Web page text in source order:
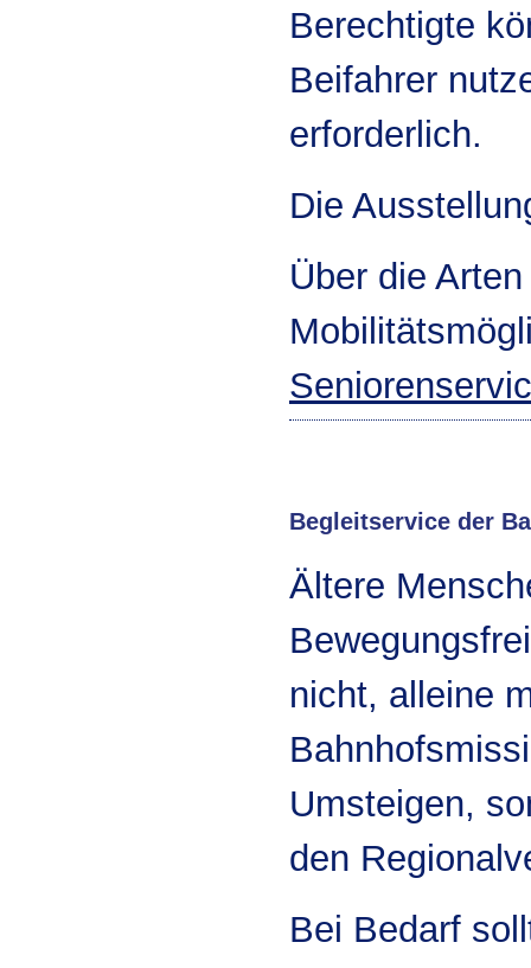
Berechtigte
Beifahrer
erforderlich.
Die
Über die
Begleitservice der
Ältere
nicht, alleine
Umsteigen,
den
Bei Bedarf